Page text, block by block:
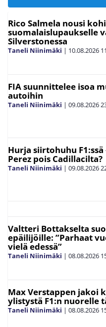
Rico Salmela nousi
suomalaislupaukselle
Silverstonessa
Taneli Niinimäki | 10.08.2026
FIA suunnittelee isoa
autoihin
Taneli Niinimäki | 09.08.2026
Hurja siirtohuhu F1:ssä
Perez pois Cadillacilta?
Taneli Niinimäki | 09.08.2026
Valtteri Bottakselta
epäilijöille: ”Parhaat
vielä edessä”
Taneli Niinimäki | 08.08.2026
Max Verstappen jakoi
ylistystä F1:n nuorelle
Taneli Niinimäki | 08.08.2026